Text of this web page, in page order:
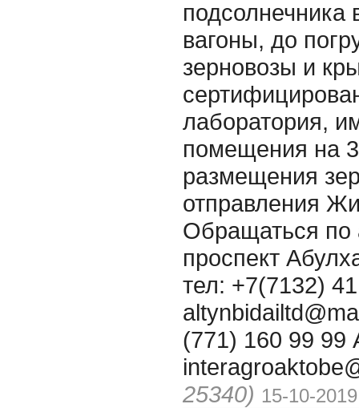
подсолнечника
вагоны, до
зерновозы и
лаборатория,
помещения на
размещения
отправления
Обращаться по
проспект
тел: +7(7132)
(771) 160 99 99
25340) 15-10-2019